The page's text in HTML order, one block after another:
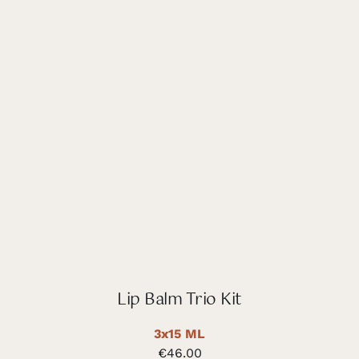
Lip Balm Trio Kit
3x15 ML
€46.00